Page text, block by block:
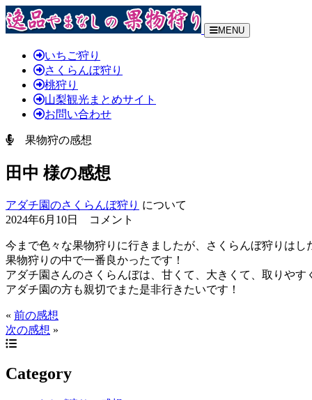
MENU
いちご狩り
さくらんぼ狩り
桃狩り
山梨観光まとめサイト
お問い合わせ
果物狩の感想
田中 様の感想
アダチ園のさくらんぼ狩り について
2024年6月10日 コメント
今まで色々な果物狩りに行きましたが、さくらんぼ狩りは
果物狩りの中で一番良かったです！
アダチ園さんのさくらんぼは、甘くて、大きくて、取りや
アダチ園の方も親切でまた是非行きたいです！
« 前の感想
次の感想 »
Category